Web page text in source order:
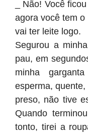
_ Não! Você
agora você tem
vai ter leite logo.
Segurou a
pau, em
minha
esperma,
preso, não tive
Quando
tonto, tirei a